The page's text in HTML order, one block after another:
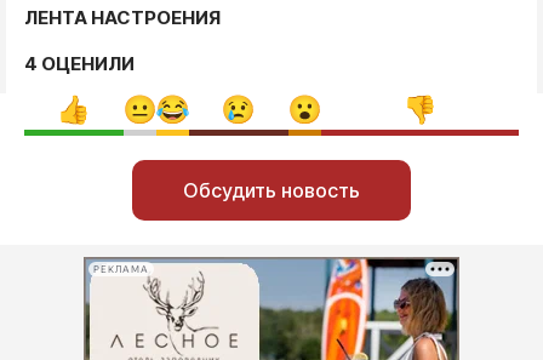
ЛЕНТА НАСТРОЕНИЯ
4 ОЦЕНИЛИ
Обсудить новость
РЕКЛАМА